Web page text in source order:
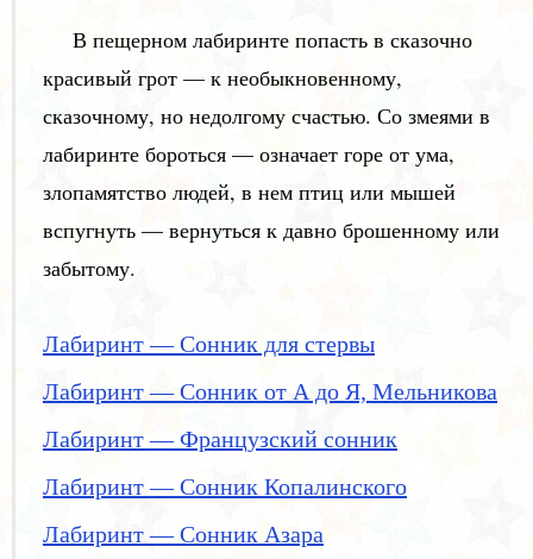
В пещерном лабиринте попасть в сказочно
красивый грот — к необыкновенному,
сказочному, но недолгому счастью. Со змеями в
лабиринте бороться — означает горе от ума,
злопамятство людей, в нем птиц или мышей
вспугнуть — вернуться к давно брошенному или
забытому.
Лабиринт — Сонник для стервы
Лабиринт — Сонник от А до Я, Мельникова
Лабиринт — Французский сонник
Лабиринт — Сонник Копалинского
Лабиринт — Сонник Азара